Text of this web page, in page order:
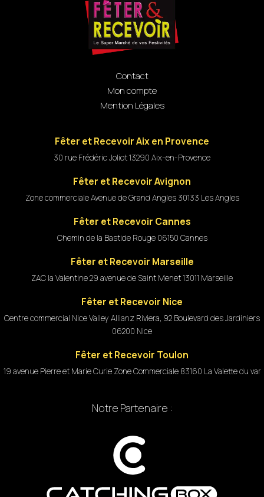
Contact
Mon compte
Mention Légales
Fêter et Recevoir Aix en Provence
30 rue Frédéric Joliot 13290 Aix-en-Provence
Fêter et Recevoir Avignon
Zone commerciale Avenue de Grand Angles 30133 Les Angles
Fêter et Recevoir Cannes
Chemin de la Bastide Rouge 06150 Cannes
Fêter et Recevoir Marseille
ZAC la Valentine 29 avenue de Saint Menet 13011 Marseille
Fêter et Recevoir Nice
Centre commercial Nice Valley Allianz Riviera, 92 Boulevard des Jardiniers
06200 Nice
Fêter et Recevoir Toulon
19 avenue Pierre et Marie Curie Zone Commerciale 83160 La Valette du var
Notre Partenaire :